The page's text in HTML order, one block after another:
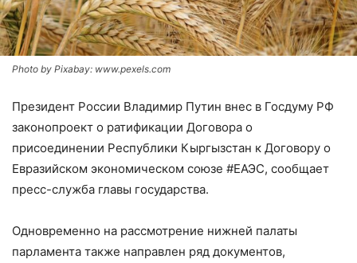
Photo by Pixabay: www.pexels.com
Президент России Владимир Путин внес в Госдуму РФ
законопроект о ратификации Договора о
присоединении Республики Кыргызстан к Договору о
Евразийском экономическом союзе #ЕАЭС, сообщает
пресс-служба главы государства.
Одновременно на рассмотрение нижней палаты
парламента также направлен ряд документов,